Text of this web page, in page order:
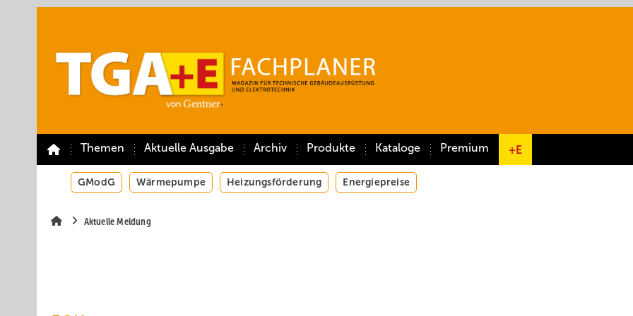
Themen Aktuelle Ausgabe Archiv Produkte Kataloge Premium +E
GModG Wärmepumpe Heizungsförderung Energiepreise
Aktuelle Meldung